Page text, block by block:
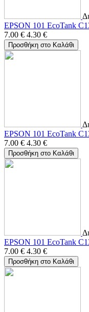
EPSON 101 EcoTank
7.00 € 4.30 €
Προσθήκη στο Καλάθι
EPSON 101 EcoTank
7.00 € 4.30 €
Προσθήκη στο Καλάθι
EPSON 101 EcoTank
7.00 € 4.30 €
Προσθήκη στο Καλάθι